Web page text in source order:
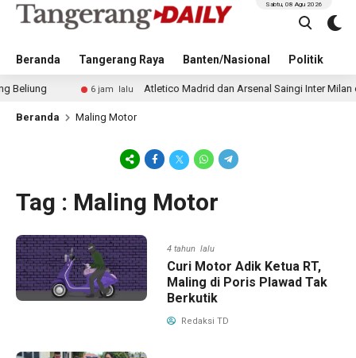
Beranda Tangerang Raya Banten/Nasional Politik
Sabtu, 08 Agu 2026
6 jam lalu Atletico Madrid dan Arsenal Saingi Inter Milan dalam
Beranda Maling Motor
Tag : Maling Motor
4 tahun lalu
Curi Motor Adik Ketua RT,
Maling di Poris Plawad Tak
Berkutik
Redaksi TD